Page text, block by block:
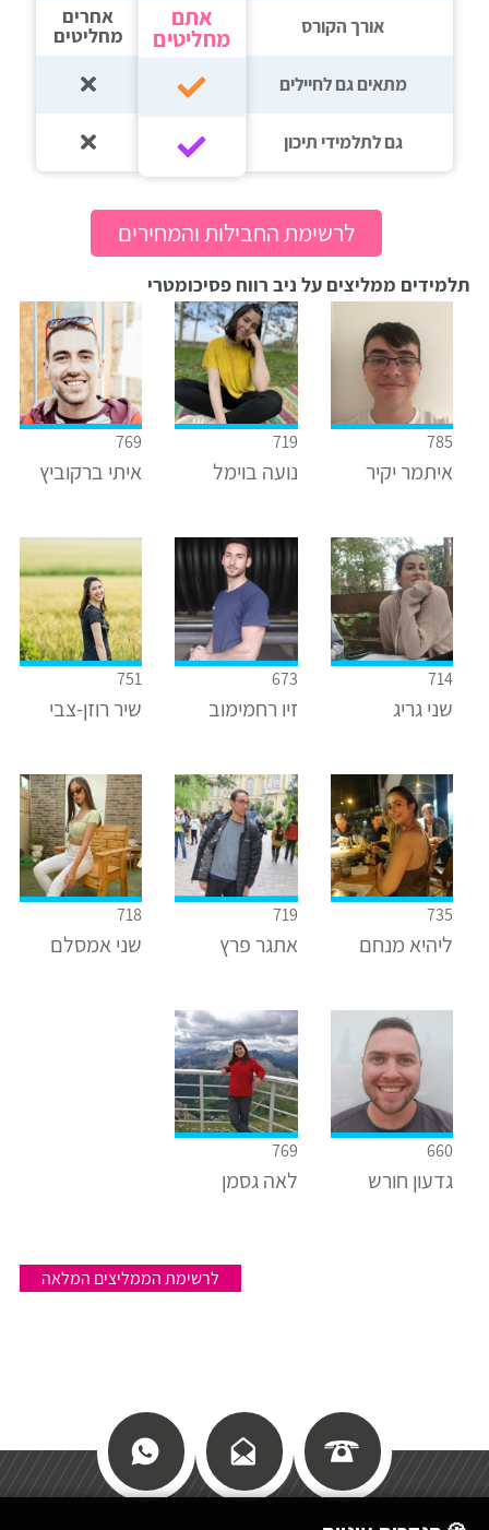
אורך הקורס
מתאים גם לחיילים
גם לתלמידי תיכון‎‏
אתם
מחליטים
אחרים
מחליטים
לרשימת החבילות והמחירים
תלמידים ממליצים על ניב רווח פסיכומטרי
785
איתמר יקיר
719
נועה בוימל
769
איתי ברקוביץ
714
שני גריג
673
זיו רחמימוב
751
שיר רוזן-צבי
735
ליהיא מנחם
719
אתגר פרץ
718
שני אמסלם
660
גדעון חורש
769
לאה גסמן
לרשימת הממליצים המלאה